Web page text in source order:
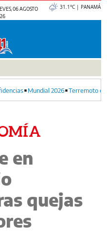
06 AGOSTO
31.1°C | PANAMÁ
Mundial 2026 Terremoto
en
quejas